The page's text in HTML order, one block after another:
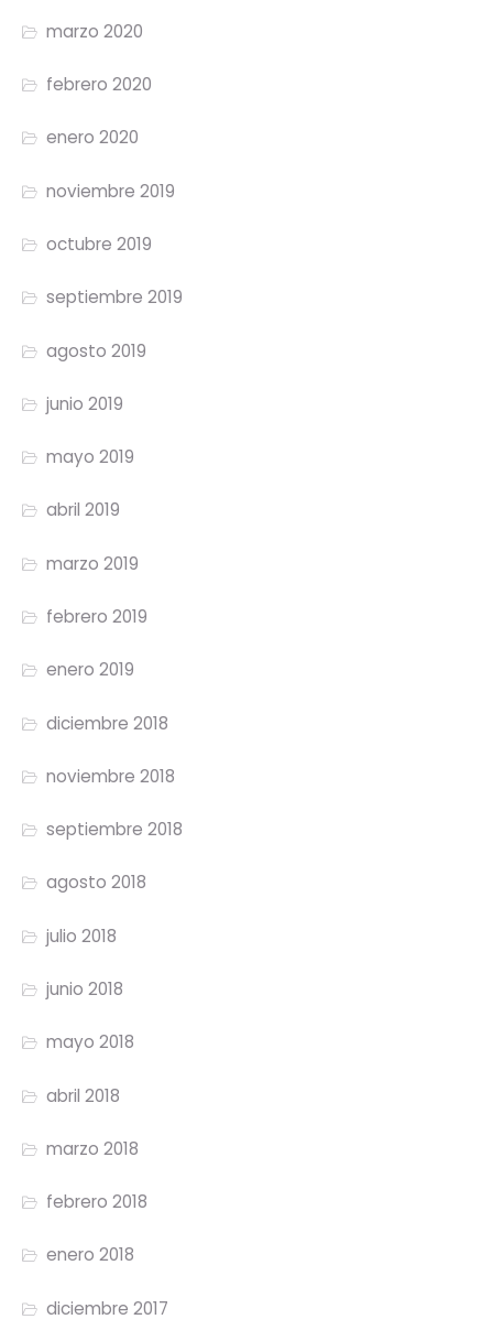
marzo 2020
febrero 2020
enero 2020
noviembre 2019
octubre 2019
septiembre 2019
agosto 2019
junio 2019
mayo 2019
abril 2019
marzo 2019
febrero 2019
enero 2019
diciembre 2018
noviembre 2018
septiembre 2018
agosto 2018
julio 2018
junio 2018
mayo 2018
abril 2018
marzo 2018
febrero 2018
enero 2018
diciembre 2017